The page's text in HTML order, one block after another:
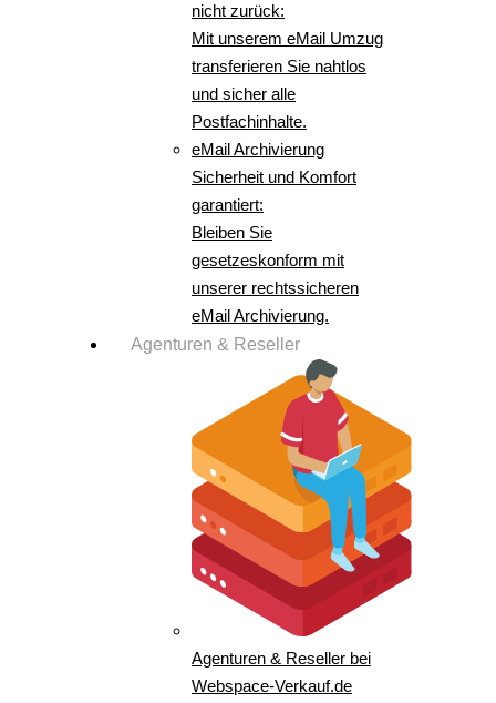
nicht zurück:
Mit unserem eMail Umzug
transferieren Sie nahtlos
und sicher alle
Postfachinhalte.
eMail Archivierung
Sicherheit und Komfort
garantiert:
Bleiben Sie
gesetzeskonform mit
unserer rechtssicheren
eMail Archivierung.
Agenturen & Reseller
Agenturen & Reseller bei
Webspace-Verkauf.de